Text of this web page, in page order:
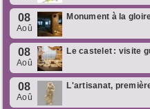
08
Aoû
Monument à la
08
Aoû
Le castelet : visite
08
Aoû
L'artisanat,